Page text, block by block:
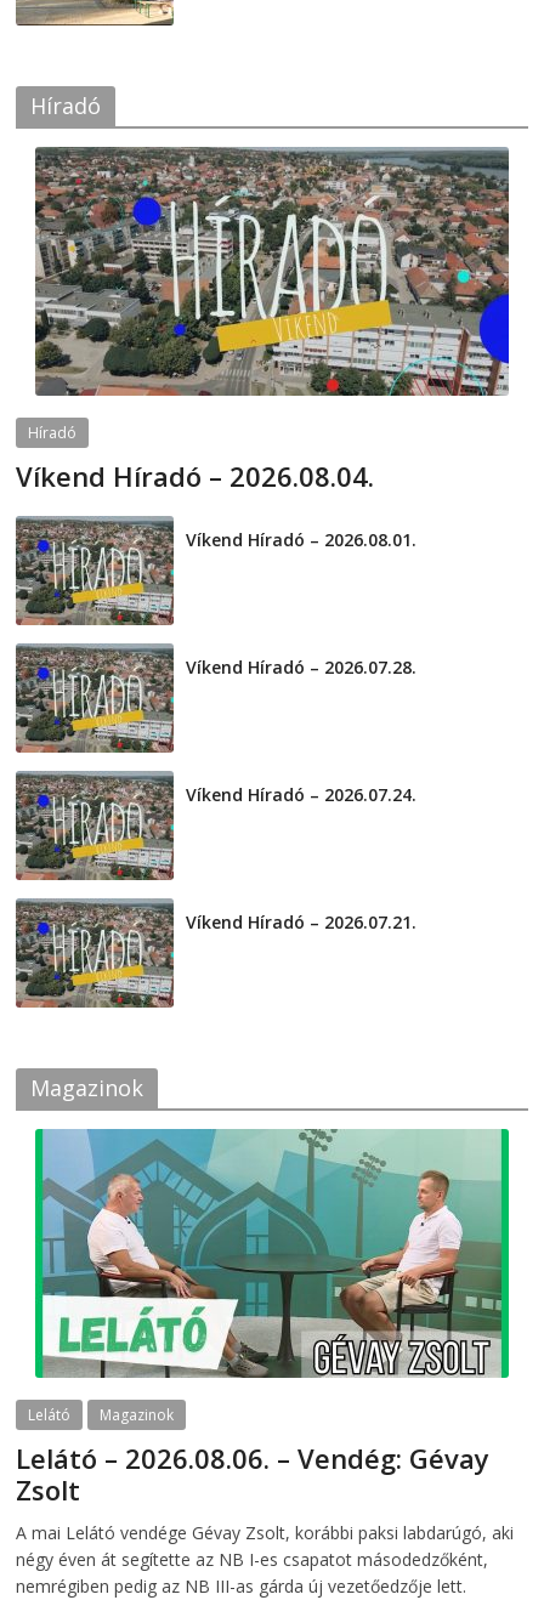
Híradó
Híradó
Víkend Híradó – 2026.08.04.
Víkend Híradó – 2026.08.01.
Víkend Híradó – 2026.07.28.
Víkend Híradó – 2026.07.24.
Víkend Híradó – 2026.07.21.
Magazinok
Lelátó Magazinok
Lelátó – 2026.08.06. – Vendég: Gévay
Zsolt
A mai Lelátó vendége Gévay Zsolt, korábbi paksi labdarúgó, aki
négy éven át segítette az NB I-es csapatot másodedzőként,
nemrégiben pedig az NB III-as gárda új vezetőedzője lett.